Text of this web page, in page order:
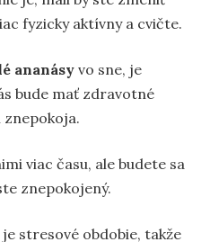
fyzicky aktívny a cvičte.
ananásy vo sne, je
bude mať zdravotné
znepokoja.
viac času, ale budete sa
znepokojený.
stresové obdobie, takže